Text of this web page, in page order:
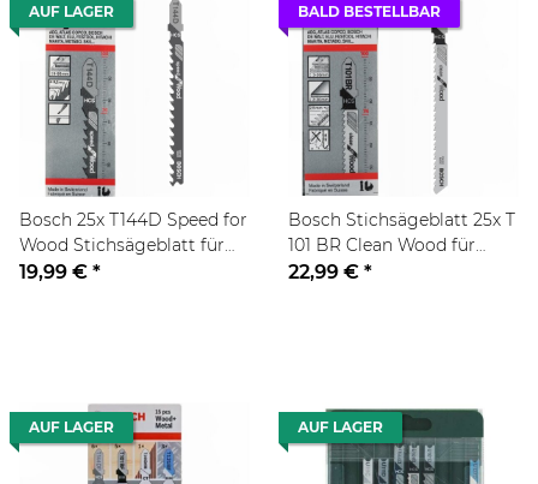
AUF LAGER
Bosch 25x T144D Speed for
Wood Stichsägeblatt für
Weichholz, Grobspanplatte,
19,99 € *
BALD BESTELLBAR
Bosch Stichsägeblatt 25x T
101 BR Clean Wood für
Weichholz, Sperrholz
22,99 € *
AUF LAGER AUF LAGER